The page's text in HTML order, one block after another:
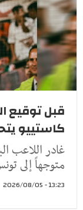
قبل توقيع
كاستييو
متوجهاً إلى
13:23 - 2026/08/05